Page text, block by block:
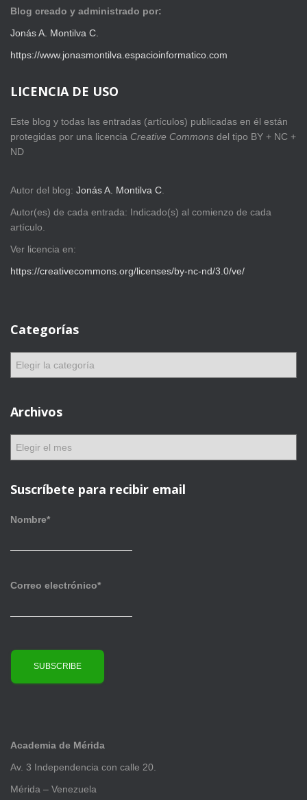
Blog creado y administrado por:
Jonás A. Montilva C.
https://www.jonasmontilva.espacioinformatico.com
LICENCIA DE USO
Este blog y todas las entradas (artículos) publicadas en él están
protegidas por una licencia Creative Commons del tipo BY + NC +
ND
Autor del blog: Jonás A. Montilva C
Autor(es) de cada entrada: Indicado(s) al comienzo de cada
artículo.
Ver licencia en:
https://creativecommons.org/licenses/by-nc-nd/3.0/ve/
Categorías
g
o
s
Archivos
h
v
Suscríbete para recibir email
Nombre*
Correo electrónico*
Academia de Mérida
Av. 3 Independencia con calle 20.
Mérida – Venezuela